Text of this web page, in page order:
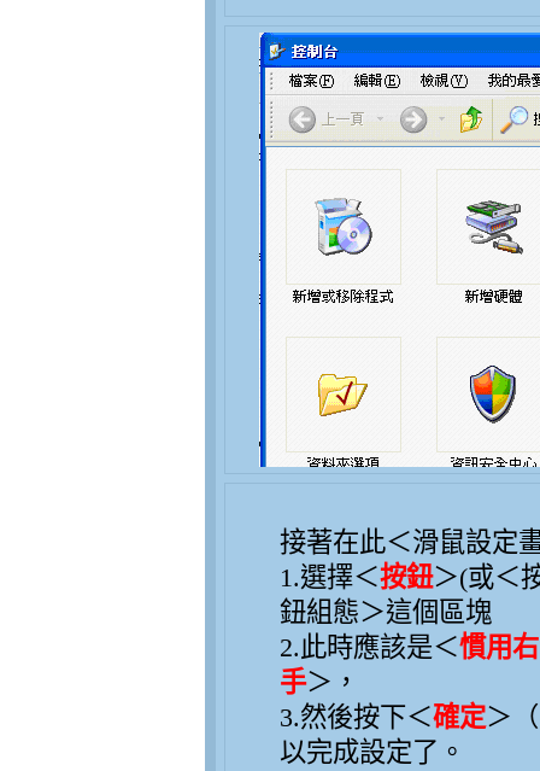
接著在此＜滑鼠設定
1.選擇＜按鈕＞(或＜
鈕組態＞這個區塊
2.此時應該是＜慣用
手＞，
3.然後按下＜確定＞
以完成設定了。